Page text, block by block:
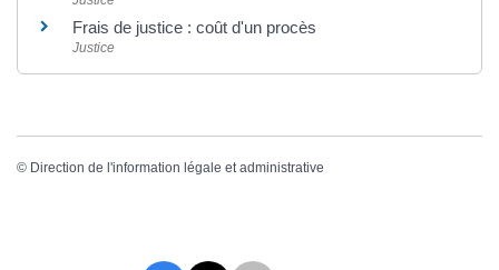
Frais de justice : coût d'un procès
Justice
© Direction de l'information légale et administrative